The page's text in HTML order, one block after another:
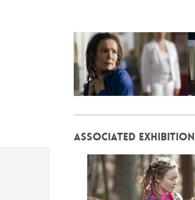
ASSOCIATED EXHIBITION